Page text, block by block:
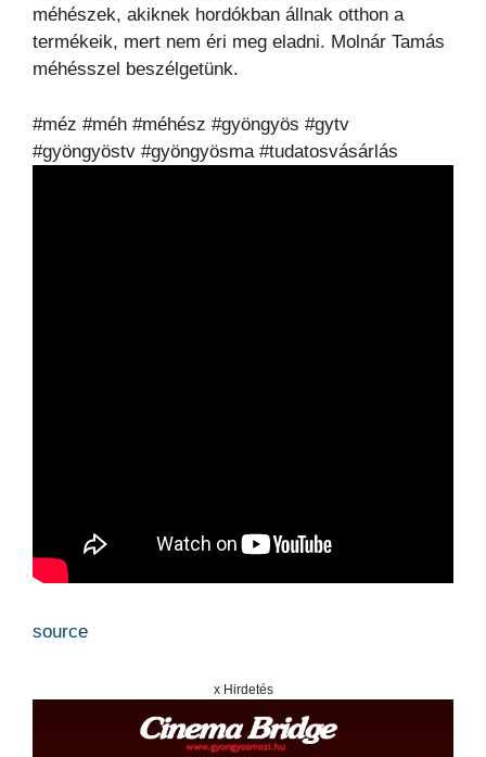
méhészek, akiknek hordókban állnak otthon a
termékeik, mert nem éri meg eladni. Molnár Tamás
méhésszel beszélgetünk.
#méz #méh #méhész #gyöngyös #gytv
#gyöngyöstv #gyöngyösma #tudatosvásárlás
source
x Hirdetés